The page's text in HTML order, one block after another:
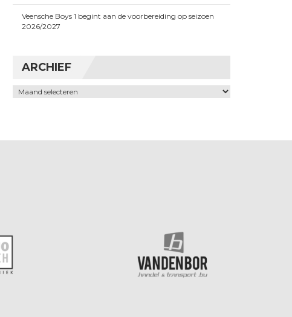
Veensche Boys 1 begint aan de voorbereiding op seizoen
2026/2027
ARCHIEF
Archief